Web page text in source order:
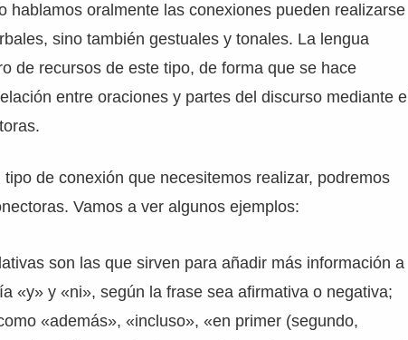
hablamos oralmente las conexiones pueden realizarse
sino también gestuales y tonales. La lengua
de recursos de este tipo, de forma que se hace
entre oraciones y partes del discurso mediante el
de conexión que necesitemos realizar, podremos
Vamos a ver algunos ejemplos:
son las que sirven para añadir más información a
«y» y «ni», según la frase sea afirmativa o negativa;
«además», «incluso», «en primer (segundo,